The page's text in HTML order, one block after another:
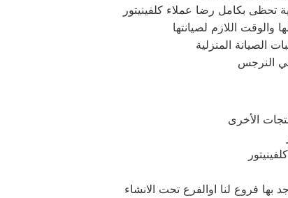
تحظى بكامل رضا عملاء كلفينيتور
والوقت اللازم لصيانتها
الصيانة المنزلية
النرجس